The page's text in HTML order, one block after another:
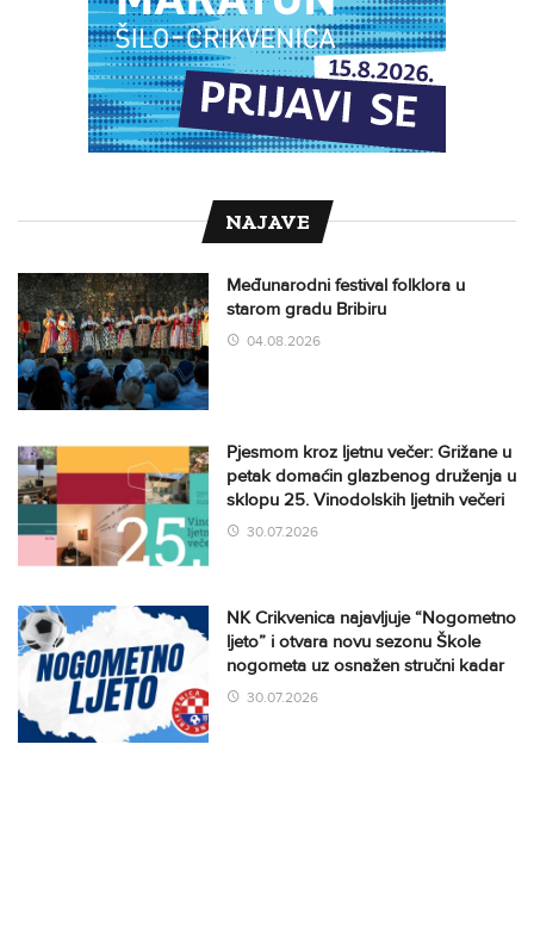
NAJAVE
Međunarodni festival folklora u
starom gradu Bribiru
04.08.2026
Pjesmom kroz ljetnu večer: Grižane u
petak domaćin glazbenog druženja u
sklopu 25. Vinodolskih ljetnih večeri
30.07.2026
NK Crikvenica najavljuje “Nogometno
ljeto” i otvara novu sezonu Škole
nogometa uz osnažen stručni kadar
30.07.2026